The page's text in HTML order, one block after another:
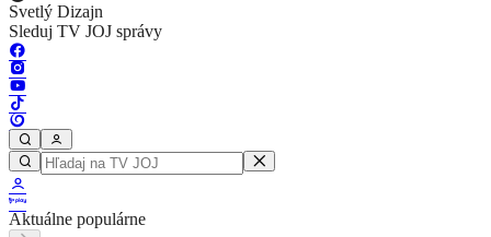
Svetlý Dizajn
Sleduj TV JOJ správy
Aktuálne populárne